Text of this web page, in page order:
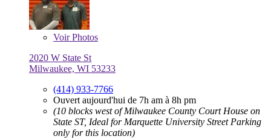
VoirPhotos
2020 W State St
Milwaukee, WI 53233
(414) 933-7766
Ouvert aujourd'hui de 7h am à 8h pm
(10 blocks west of Milwaukee County Court House on
State ST, Ideal for Marquette University Street Parking
only for this location)